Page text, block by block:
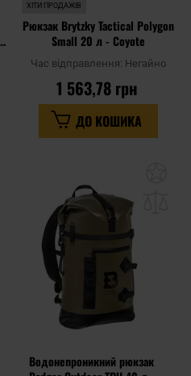
ХІТИ ПРОДАЖІВ
Рюкзак Brytzky Tactical Polygon
Small 20 л - Coyote
Час відправлення: Негайно
1 563,78 грн
ДО КОШИКА
Водонепроникний рюкзак